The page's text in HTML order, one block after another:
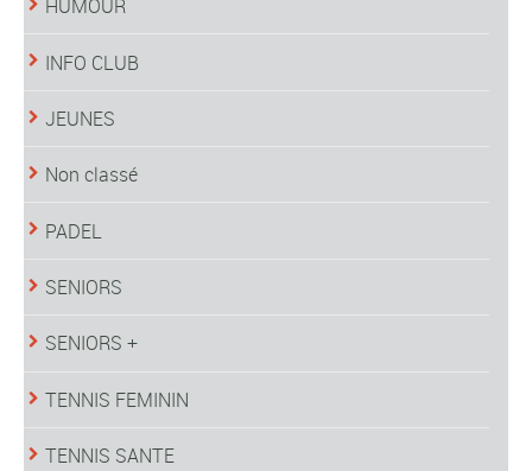
HUMOUR
INFO CLUB
JEUNES
Non classé
PADEL
SENIORS
SENIORS +
TENNIS FEMININ
TENNIS SANTE